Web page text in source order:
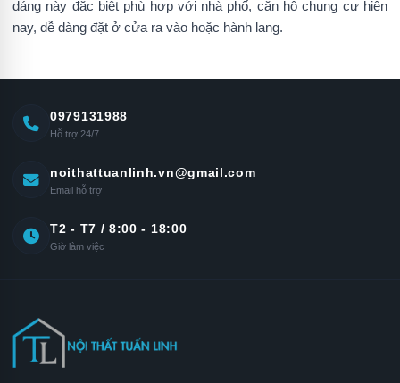
dáng này đặc biệt phù hợp với nhà phố, căn hộ chung cư hiện
nay, dễ dàng đặt ở cửa ra vào hoặc hành lang.
0979131988
Hỗ trợ 24/7
noithattuanlinh.vn@gmail.com
Email hỗ trợ
T2 - T7 / 8:00 - 18:00
Giờ làm việc